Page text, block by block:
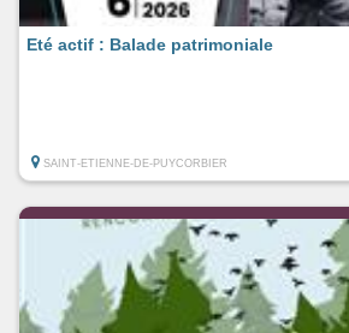
Eté actif : Balade patrimoniale
SAINT-ETIENNE-DE-PUYCORBIER